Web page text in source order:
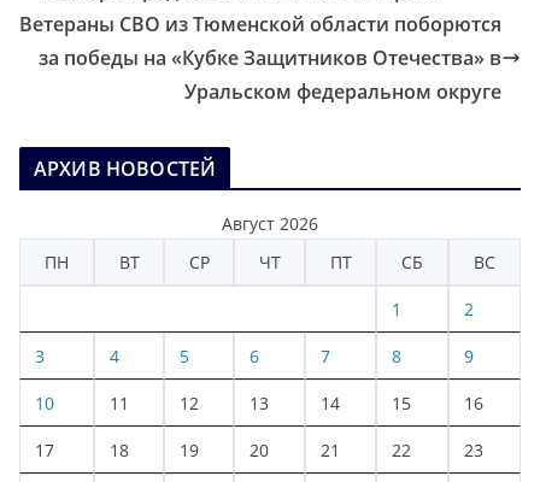
Ветераны СВО из Тюменской области поборются
за победы на «Кубке Защитников Отечества» в
Уральском федеральном округе
АРХИВ НОВОСТЕЙ
Август 2026
ПН
ВТ СР ЧТ ПТ СБ ВС
1 2
3 4 5 6 7 8 9
10 11 12 13 14 15 16
17 18 19 20 21 22 23